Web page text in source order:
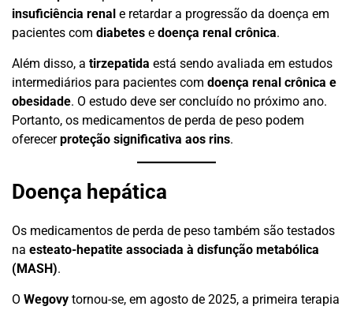
insuficiência renal e retardar a progressão da doença em
pacientes com diabetes e doença renal crônica.
Além disso, a tirzepatida está sendo avaliada em estudos
intermediários para pacientes com doença renal crônica e
obesidade. O estudo deve ser concluído no próximo ano.
Portanto, os medicamentos de perda de peso podem
oferecerproteção significativa aos rins.
Doença hepática
Os medicamentos de perda de peso também são testados
na esteato-hepatite associada à disfunção metabólica
(MASH).
O Wegovy tornou-se, em agosto de 2025, a primeira terapia